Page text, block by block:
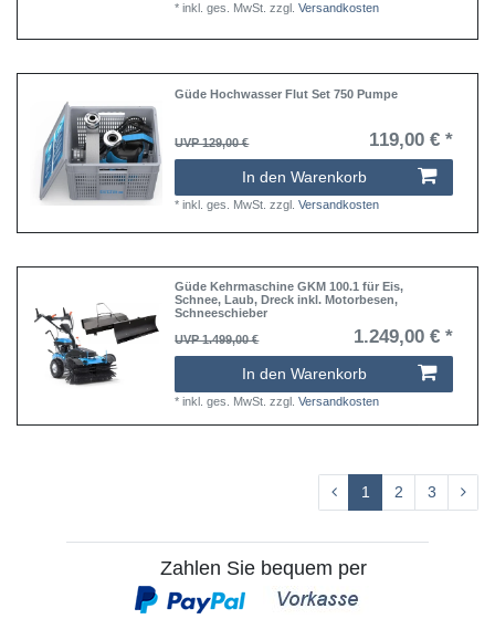
*inkl. ges. MwSt. zzgl.Versandkosten
Güde Hochwasser Flut Set 750 Pumpe
UVP 129,00 € 119,00 € *
In den Warenkorb
*inkl. ges. MwSt. zzgl.Versandkosten
Güde Kehrmaschine GKM 100.1 für Eis,
Schnee, Laub, Dreck inkl. Motorbesen,
Schneeschieber
UVP 1.499,00 €
1.249,00 € *
In den Warenkorb
*inkl. ges. MwSt. zzgl.Versandkosten
1 2 3
Zahlen Sie bequem per